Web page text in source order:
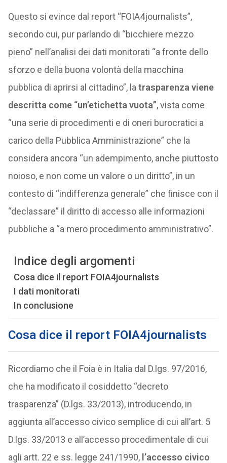
Questo si evince dal report “FOIA4journalists”,
secondo cui, pur parlando di “bicchiere mezzo
pieno” nell’analisi dei dati monitorati “a fronte dello
sforzo e della buona volontà della macchina
pubblica di aprirsi al cittadino”, la trasparenza viene
descritta come “un’etichetta vuota”, vista come
“una serie di procedimenti e di oneri burocratici a
carico della Pubblica Amministrazione” che la
considera ancora “un adempimento, anche piuttosto
noioso, e non come un valore o un diritto”, in un
contesto di “indifferenza generale” che finisce con il
“declassare” il diritto di accesso alle informazioni
pubbliche a “a mero procedimento amministrativo”.
Indice degli argomenti
Cosa dice il report FOIA4journalists
I dati monitorati
In conclusione
Cosa dice il report FOIA4journalists
Ricordiamo che il Foia è in Italia dal D.lgs. 97/2016,
che ha modificato il cosiddetto “decreto
trasparenza” (D.lgs. 33/2013), introducendo, in
aggiunta all’accesso civico semplice di cui all’art. 5
D.lgs. 33/2013 e all’accesso procedimentale di cui
agli artt. 22 e ss. legge 241/1990, l’accesso civico